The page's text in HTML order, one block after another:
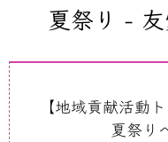
夏祭り -
【地域貢献活
夏祭り